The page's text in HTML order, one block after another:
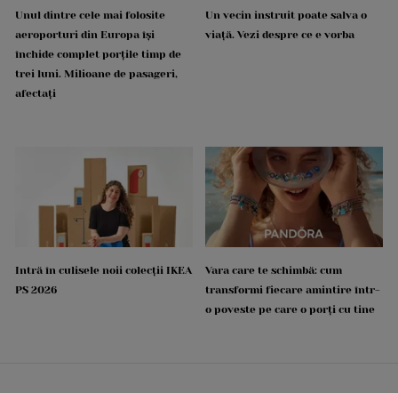
Unul dintre cele mai folosite
aeroporturi din Europa își
închide complet porțile timp de
trei luni. Milioane de pasageri,
afectați
Un vecin instruit poate salva o
viață. Vezi despre ce e vorba
Intră în culisele noii colecții IKEA
PS 2026
Vara care te schimbă: cum
transformi fiecare amintire într-
o poveste pe care o porți cu tine